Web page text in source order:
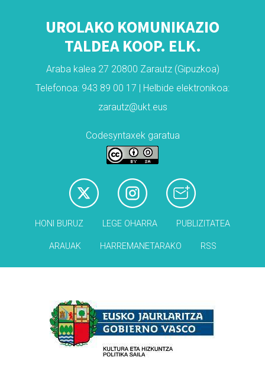
UROLAKO KOMUNIKAZIO
TALDEA KOOP. ELK.
Araba kalea 27 20800 Zarautz (Gipuzkoa)
Telefonoa: 943 89 00 17 | Helbide elektronikoa:
zarautz@ukt.eus
Codesyntaxek garatua
HONI BURUZ LEGE OHARRA PUBLIZITATEA
ARAUAK HARREMANETARAKO RSS